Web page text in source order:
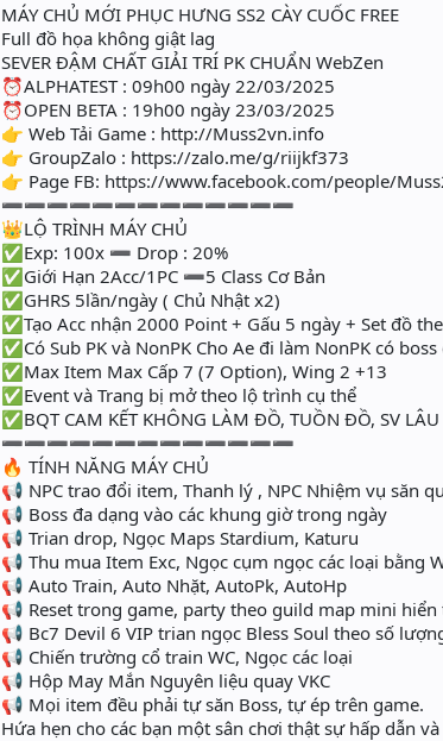
MÁY CHỦ MỚI PHỤC HƯNG SS2 CÀY CUỐC FREE
Full đồ họa không giật lag
SEVER ĐẬM CHẤT GIẢI TRÍ PK CHUẨN WebZen
⏰ALPHATEST : 09h00 ngày 22/03/2025
⏰OPEN BETA : 19h00 ngày 23/03/2025
👉 Web Tải Game : http://Muss2vn.info
👉 GroupZalo : https://zalo.me/g/riijkf373
👉 Page FB: https://www.facebook.com/people/
➖➖➖➖➖➖➖➖➖➖➖➖➖
👑LỘ TRÌNH MÁY CHỦ
✅Exp: 100x ➖ Drop : 20%
✅Giới Hạn 2Acc/1PC ➖5 Class Cơ Bản
✅GHRS 5lần/ngày ( Chủ Nhật x2)
✅Tạo Acc nhận 2000 Point + Gấu 5 ngày + Set đồ
✅Có Sub PK và NonPK Cho Ae đi làm NonPK có boss
✅Max Item Max Cấp 7 (7 Option), Wing 2 +13
✅Event và Trang bị mở theo lộ trình cụ thể
✅BQT CAM KẾT KHÔNG LÀM ĐỒ, TUỒN ĐỒ, SV
➖➖➖➖➖➖➖➖➖➖➖➖➖
🔥 TÍNH NĂNG MÁY CHỦ
📢 NPC trao đổi item, Thanh lý , NPC Nhiệm vụ săn
📢 Boss đa dạng vào các khung giờ trong ngày
📢 Trian drop, Ngọc Maps Stardium, Katuru
📢 Thu mua Item Exc, Ngọc cụm ngọc các loại bằng
📢 Auto Train, Auto Nhặt, AutoPk, AutoHp
📢 Reset trong game, party theo guild map mini
📢 Bc7 Devil 6 VIP trian ngọc Bless Soul theo số
📢 Chiến trường cổ train WC, Ngọc các loại
📢 Hộp May Mắn Nguyên liệu quay VKC
📢 Mọi item đều phải tự săn Boss, tự ép trên game.
Hứa hẹn cho các bạn một sân chơi thật sự hấp dẫn